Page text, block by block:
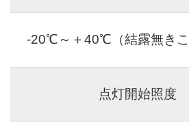
-20℃～＋40℃（結露無きこ
点灯開始照度